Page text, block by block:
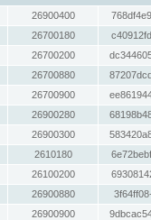
26900400
26700180
26700200
26700880
26700900
26900280
26900300
2610180
26100200
26900880
26900900